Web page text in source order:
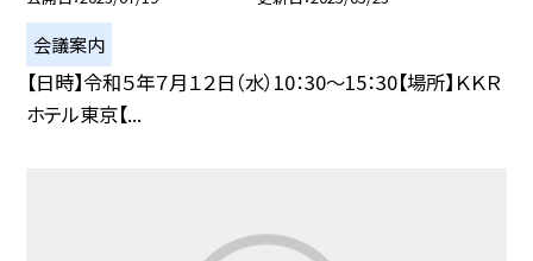
会議案内
【日時】令和５年７月１２日（水）10：30〜15：30【場所】ＫＫＲ
ホテル東京【...